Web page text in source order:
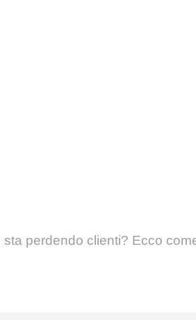
perdendo clienti? Ecco